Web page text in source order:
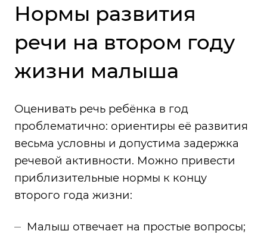
Нормы развития
речи на втором году
жизни малыша
Оценивать речь ребёнка в год
проблематично: ориентиры её развития
весьма условны и допустима задержка
речевой активности. Можно привести
приблизительные нормы к концу
второго года жизни:
Малыш отвечает на простые вопросы;